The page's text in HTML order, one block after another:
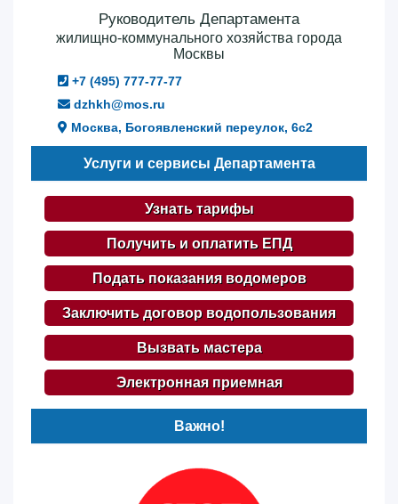
Руководитель Департамента
жилищно-коммунального хозяйства города
Москвы
+7 (495) 777-77-77
dzhkh@mos.ru
Москва, Богоявленский переулок, 6с2
Услуги и сервисы Департамента
Узнать тарифы
Получить и оплатить ЕПД
Подать показания водомеров
Заключить договор водопользования
Вызвать мастера
Электронная приемная
Важно!